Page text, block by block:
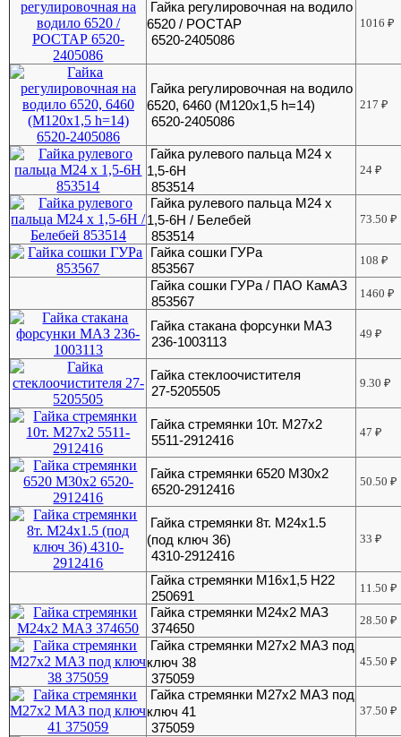
Гайка регулировочная на водило
6520 / РОСТАР
6520-2405086
1016₽
Гайка регулировочная на водило
6520, 6460 (М120х1,5 h=14)
6520-2405086
217₽
Гайка рулевого пальца М24 х
1,5-6Н
853514
24₽
Гайка рулевого пальца М24 х
1,5-6Н / Белебей
853514
73.50₽
Гайка сошки ГУРа
853567
108₽
Гайка сошки ГУРа / ПАО КамАЗ
853567
1460₽
Гайка стакана форсунки МАЗ
236-1003113
49₽
Гайка стеклоочистителя
27-5205505
9.30₽
Гайка стремянки 10т. М27х2
5511-2912416
47₽
Гайка стремянки 6520 М30х2
6520-2912416
50.50₽
Гайка стремянки 8т. М24х1.5
(под ключ 36)
4310-2912416
33₽
Гайка стремянки М16х1,5 Н22
250691
11.50₽
Гайка стремянки М24х2 МАЗ
374650
28.50₽
Гайка стремянки М27х2 МАЗ под
ключ 38
375059
45.50₽
Гайка стремянки М27х2 МАЗ под
ключ 41
375059
37.50₽